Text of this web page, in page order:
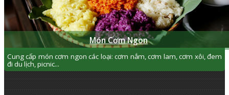
Món Cơm Ngon
Cung cấp món cơm ngon các loại: cơm nắm, cơm lam, cơm xôi, đem
đi du lịch, picnic...